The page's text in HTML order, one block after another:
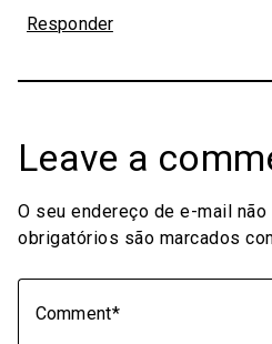
Responder
Leave a
O seu endereço de e-mail
obrigatórios são marcados
Comment